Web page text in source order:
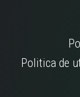
Politica de